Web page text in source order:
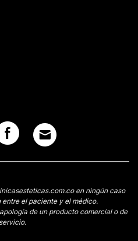
en ningún caso
el paciente y el médico.
de un producto comercial o de